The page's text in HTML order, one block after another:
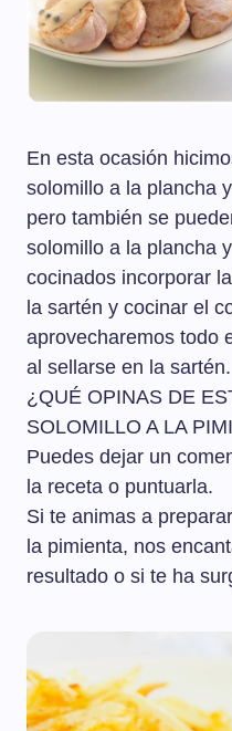
En esta ocasión
solomillo a la plancha
pero también se
solomillo a la plancha
cocinados incorporar
la sartén y cocinar el
aprovecharemos todo
al sellarse en la sartén.
¿QUÉ OPINAS DE
SOLOMILLO A LA
Puedes dejar un
la receta o puntuarla.
Si te animas a
la pimienta, nos
resultado o si te ha